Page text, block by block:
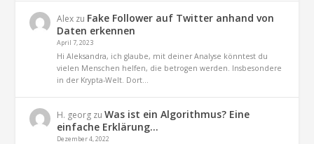
Alex zu Fake Follower auf Twitter anhand von
Daten erkennen
April 7, 2023
Hi Aleksandra, ich glaube, mit deiner Analyse könntest du
vielen Menschen helfen, die betrogen werden. Insbesondere
in der Krypta-Welt. Dort…
H. georg zuWas ist ein Algorithmus? Eine
einfache Erklärung…
Dezember 4, 2022